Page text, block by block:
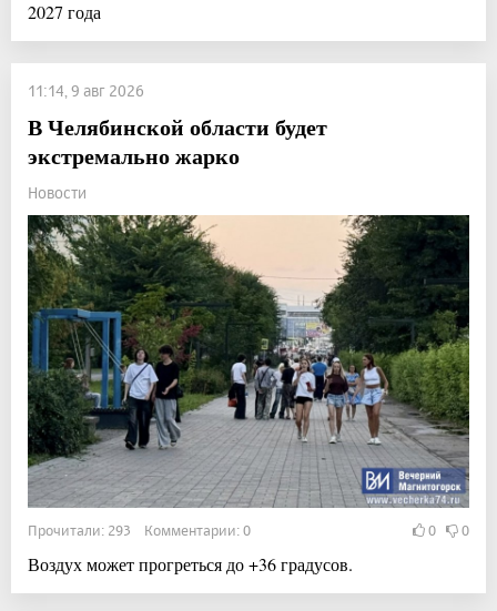
2027 года
11:14, 9 авг 2026
В Челябинской области будет
экстремально жарко
Новости
Прочитали: 293 Комментарии: 0 0 0
Воздух может прогреться до +36 градусов.